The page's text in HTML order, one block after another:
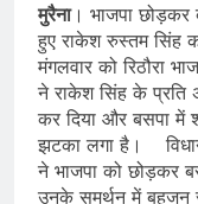
मुरैना। भाजपा छोड़कर
हुए राकेश रुस्तम सिंह
मंगलवार को रिठौरा
ने राकेश सिंह के प्रति
कर दिया और बसपा में
झटका लगा है।
ने भाजपा को छोड़कर
उनके समर्थन में बहुजन